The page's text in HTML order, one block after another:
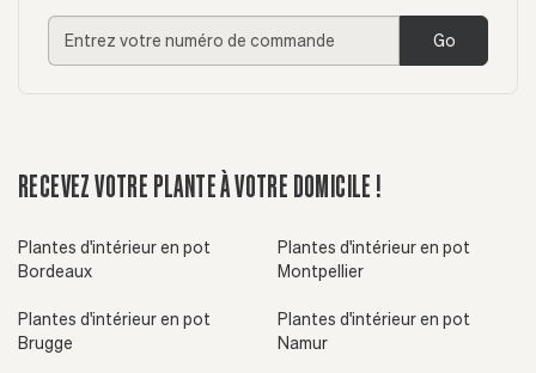
Go
RECEVEZ VOTRE PLANTE À VOTRE DOMICILE !
Plantes d'intérieur en pot
Bordeaux
Plantes d'intérieur en pot
Brugge
Plantes d'intérieur en pot
Montpellier
Plantes d'intérieur en pot
Namur